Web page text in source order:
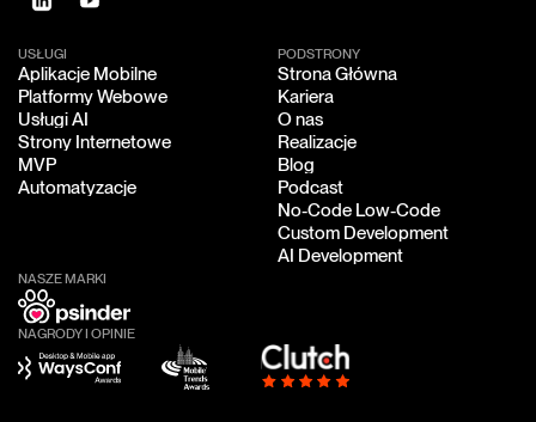
USŁUGI
Aplikacje Mobilne
Aplikacje Mobilne
Platformy Webowe
Platformy Webowe
Usługi AI
Usługi AI
Strony Internetowe
Strony Internetowe
MVP
MVP
Automatyzacje
PODSTRONY
Strona Główna
Strona Główna
Kariera
Kariera
O nas
O nas
Realizacje
Realizacje
Blog
Blog
Podcast
Podcast
No-Code Low-Code
No-Code Low-Code
Custom Development
Custom Development
AI Development
NASZE MARKI
NAGRODY I OPINIE